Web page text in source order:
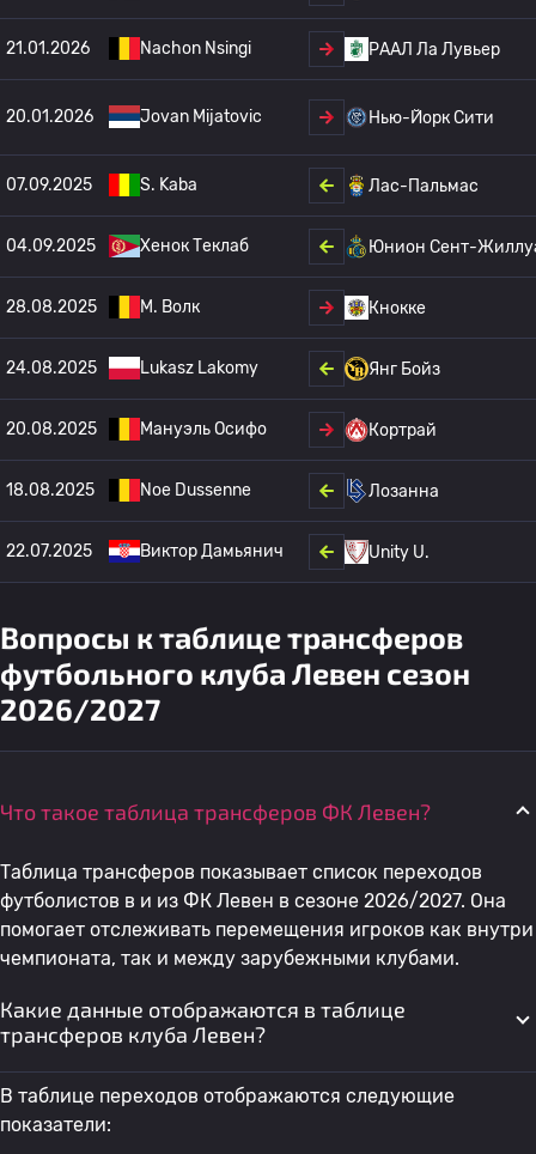
21.01.2026 Nachon Nsingi РААЛ Ла Лувьер
20.01.2026 Jovan Mijatovic Нью-Йорк Сити
07.09.2025 S. Kaba Лас-Пальмас
04.09.2025 Хенок Теклаб Юнион Сент-
28.08.2025 M. Волк Кнокке
24.08.2025 Lukasz Lakomy Янг Бойз
20.08.2025 Мануэль Осифо Кортрай
18.08.2025 Noe Dussenne Лозанна
22.07.2025 Виктор Дамьянич Unity U.
Вопросы к таблице трансферов
футбольного клуба Левен сезон
2026/2027
Что такое таблица трансферов ФК Левен?
Таблица трансферов показывает список переходов
футболистов в и из ФК Левен в сезоне 2026/2027. Она
помогает отслеживать перемещения игроков как внутри
чемпионата, так и между зарубежными клубами.
Какие данные отображаются в таблице
трансферов клуба Левен?
В таблице переходов отображаются следующие
показатели: